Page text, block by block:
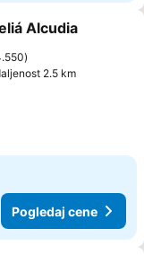
Alcudia
2.5 km
Pogledaj cene